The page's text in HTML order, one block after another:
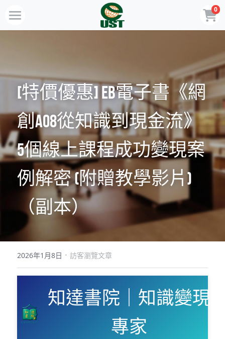
0
Home
最新消息
線上商店
免費會員專區
VIP會員專區
歡迎來電
POWERED BY
[特價優惠] EB電子書《網
創A08從知識到現金流》
5個線上課程成功變現案
例解密 (附贈教學影片)
（副本）
2026年1月8日 · 訪客瀏覽文章
知達書院｜知識變現
專家
×
商品分類